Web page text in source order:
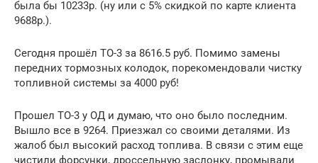
была бы 10233р. (ну или с 5% скидкой по карте клиента
9688р.).
Сегодня прошёл ТО-3 за 8616.5 руб. Помимо замены
передних тормозных колодок, порекомендовали чистку
топливной системы за 4000 руб!
Прошел ТО-3 у ОД и думаю, что оно было последним.
Вышло все в 9264. Приезжал со своими деталями. Из
жалоб был высокий расход топлива. В связи с этим еще
чистили форсунки, дроссельную заслонку, промывали